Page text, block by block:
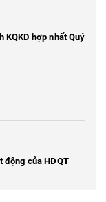
KQKD hợp nhất Quý
động của HĐQT